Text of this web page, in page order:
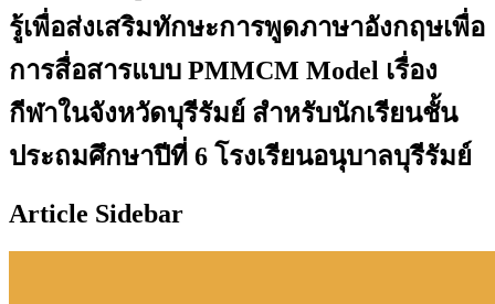
รู้เพื่อส่งเสริมทักษะการพูดภาษาอังกฤษเพื่อ
การสื่อสารแบบ PMMCM Model เรื่อง
กีฬาในจังหวัดบุรีรัมย์ สำหรับนักเรียนชั้น
ประถมศึกษาปีที่ 6 โรงเรียนอนุบาลบุรีรัมย์
Article Sidebar